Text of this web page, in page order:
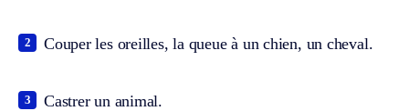
Couper les oreilles, la queue à un chien, un cheval.
2
Castrer un animal.
3